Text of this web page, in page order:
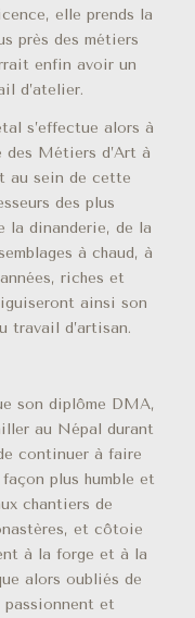
elle prends la
près des métiers
enfin avoir un
d’atelier.
s’effectue alors à
Métiers d’Art à
au sein de cette
des plus
la dinanderie, de la
à chaud, à
riches et
ainsi son
travail d’artisan.
son diplôme DMA,
au Népal durant
continuer à faire
plus humble et
chantiers de
et côtoie
à la forge et à la
alors oubliés de
et